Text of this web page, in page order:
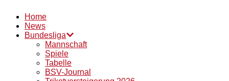
Home
News
Bundesliga
Mannschaft
Spiele
Tabelle
BSV-Journal